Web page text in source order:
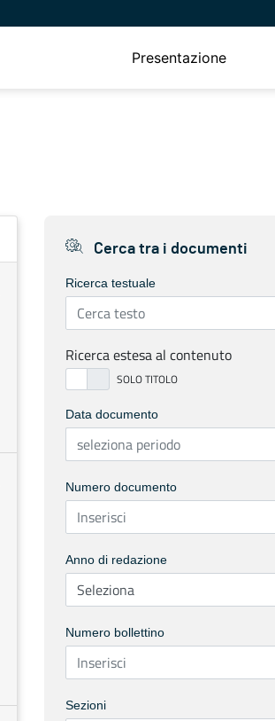
Presentazione
Cerca tra i documenti
Ricerca testuale
Ricerca estesa al contenuto
Data documento
Numero documento
Anno di redazione
Numero bollettino
Sezioni